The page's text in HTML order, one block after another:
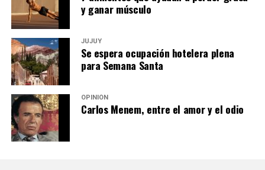
y ganar músculo
JUJUY
Se espera ocupación hotelera plena
para Semana Santa
OPINIÓN
Carlos Menem, entre el amor y el odio